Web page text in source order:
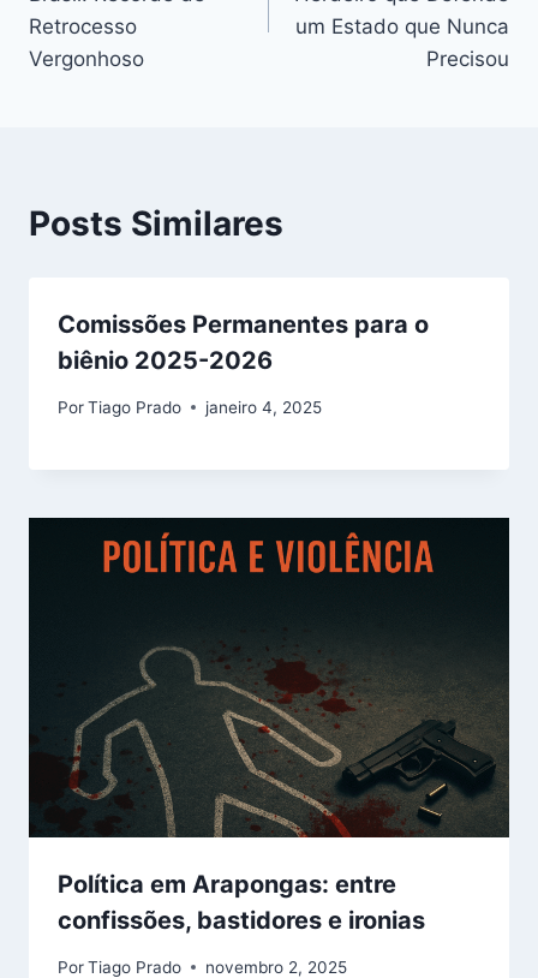
k
er
Post
Retrocesso
Vergonhoso
um Estado que Nunca
Precisou
Posts Similares
Comissões Permanentes para o
biênio 2025-2026
PorTiago Prado janeiro 4, 2025
Política em Arapongas: entre
confissões, bastidores e ironias
PorTiago Prado novembro 2, 2025